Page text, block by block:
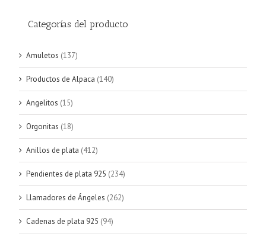
Categorías del producto
Amuletos (137)
Productos de Alpaca (140)
Angelitos (15)
Orgonitas (18)
Anillos de plata (412)
Pendientes de plata 925 (234)
Llamadores de Ángeles (262)
Cadenas de plata 925 (94)